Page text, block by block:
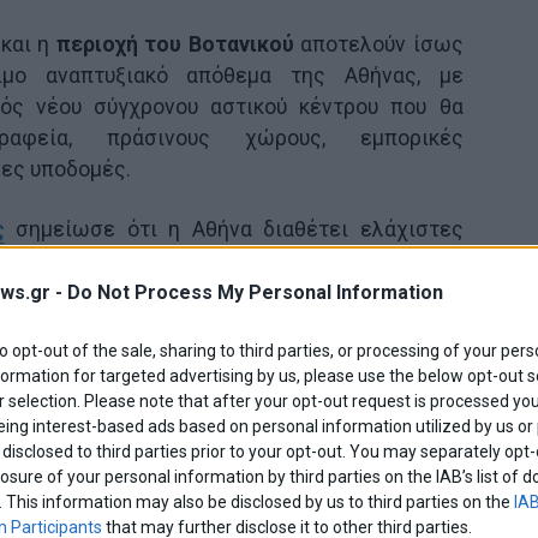
- Do Not Process My Personal Information
opt-out of the sale, sharing to third parties, or processing of your
for targeted advertising by us, please use the below opt-out
selection. Please note that after your opt-out request is processed
interest-based ads based on personal information utilized by us or
to third parties prior to your opt-out. You may separately
of your personal information by third parties on the IAB’s list of
This information may also be disclosed by us to third parties on the
Participants that may further disclose it to other third parties.
και η περιοχή του Βοτανικού αποτελούν ίσως
αναπτυξιακό απόθεμα της Αθήνας, με
νέου σύγχρονου αστικού κέντρου που θα
πράσινους χώρους, εμπορικές
υποδομές.
σημείωσε ότι η Αθήνα διαθέτει ελάχιστες
μπορούν να υποστηρίξουν οργανωμένες
κλίμακας, υπογραμμίζοντας ότι οΕλαιώνας
αναφοράς για τη νέα αναπτυξιακή ταυτότητα
διαθέτει σημαντικά πλεονεκτήματα, όπως
τροχιάς, μεγάλες διαθέσιμες εκτάσεις
κέντρο της Αθήνας. Παράλληλα, επεσήμανε
θα μπορούσε να συμβάλει τόσο στην